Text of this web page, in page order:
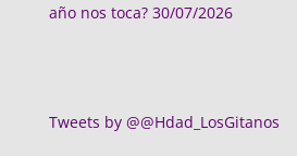
año nos toca? 30/07/2026
Tweets by @@Hdad_LosGitanos